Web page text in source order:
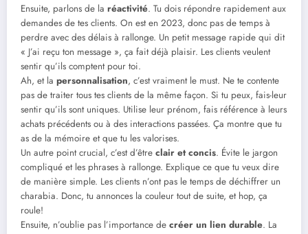
Ensuite, parlons de la réactivité. Tu dois répondre rapidement aux
demandes de tes clients. On est en 2023, donc pas de temps à
perdre avec des délais à rallonge. Un petit message rapide qui dit
« J’ai reçu ton message », ça fait déjà plaisir. Les clients veulent
sentir qu’ils comptent pour toi.
Ah, et la personnalisation, c’est vraiment le must. Ne te contente
pas de traiter tous tes clients de la même façon. Si tu peux, fais-leur
sentir qu’ils sont uniques. Utilise leur prénom, fais référence à leurs
achats précédents ou à des interactions passées. Ça montre que tu
as de la mémoire et que tu les valorises.
Un autre point crucial, c’est d’être clair et concis. Évite le jargon
compliqué et les phrases à rallonge. Explique ce que tu veux dire
de manière simple. Les clients n’ont pas le temps de déchiffrer un
charabia. Donc, tu annonces la couleur tout de suite, et hop, ça
roule!
Ensuite, n’oublie pas l’importance de créer un lien durable. La